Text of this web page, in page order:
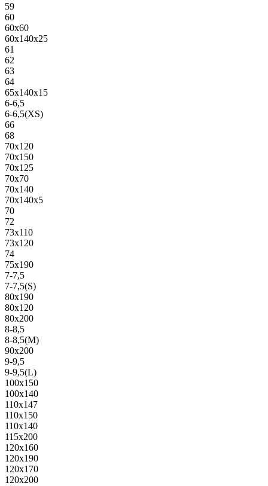
59
60
60х60
60х140х25
61
62
63
64
65х140х15
6-6,5
6-6,5(XS)
66
68
70х120
70х150
70х125
70х70
70х140
70х140х5
70
72
73х110
73х120
74
75х190
7-7,5
7-7,5(S)
80х190
80х120
80х200
8-8,5
8-8,5(M)
90х200
9-9,5
9-9,5(L)
100х150
100х140
110х147
110х150
110х140
115х200
120х160
120х190
120х170
120х200